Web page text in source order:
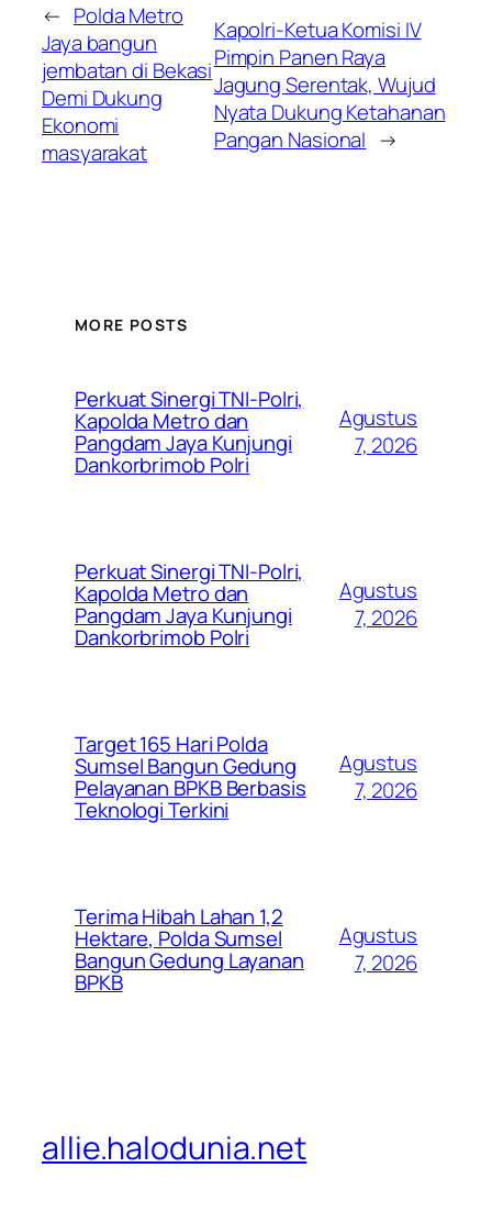
← Polda Metro
Jaya bangun
jembatan di Bekasi
Demi Dukung
Ekonomi
masyarakat
Kapolri-Ketua Komisi IV
Pimpin Panen Raya
Jagung Serentak, Wujud
Nyata Dukung Ketahanan
Pangan Nasional →
MORE POSTS
Perkuat Sinergi TNI-Polri,
Kapolda Metro dan
Pangdam Jaya Kunjungi
Dankorbrimob Polri
Agustus
7, 2026
Perkuat Sinergi TNI-Polri,
Kapolda Metro dan
Pangdam Jaya Kunjungi
Dankorbrimob Polri
Agustus
7, 2026
Target 165 Hari Polda
Sumsel Bangun Gedung
Pelayanan BPKB Berbasis
Teknologi Terkini
Agustus
7, 2026
Terima Hibah Lahan 1,2
Hektare, Polda Sumsel
Bangun Gedung Layanan
BPKB
Agustus
7, 2026
allie.halodunia.net